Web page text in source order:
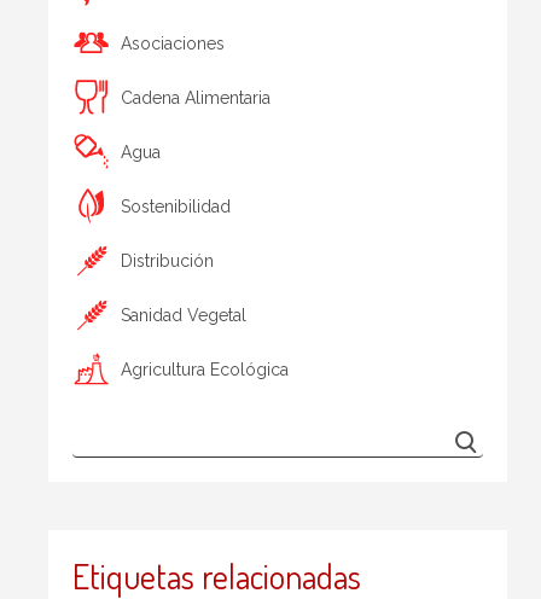
Asociaciones
Cadena Alimentaria
Agua
Sostenibilidad
Distribución
Sanidad Vegetal
Agricultura Ecológica
Etiquetas relacionadas